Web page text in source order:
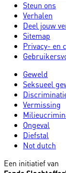
Steun ons
Verhalen
Deel jouw
Sitemap
Privacy- en
Geweld
Seksueel
Vermissing
Ongeval
Diefstal
Not dutch
Een initiatief van